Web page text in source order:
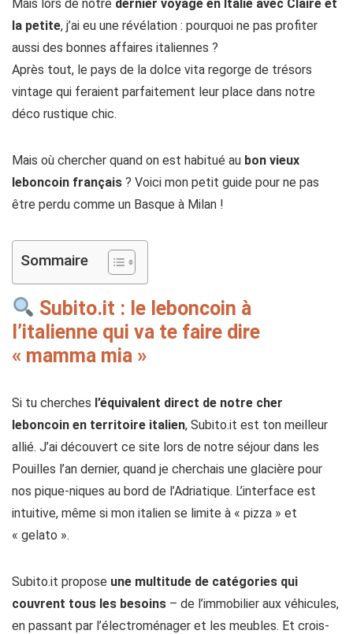
Mais lors de notre dernier voyage en Italie avec Claire et
la petite, j’ai eu une révélation : pourquoi ne pas profiter
aussi des bonnes affaires italiennes ?
Après tout, le pays de la dolce vita regorge de trésors
vintage qui feraient parfaitement leur place dans notre
déco rustique chic.
Mais où chercher quand on est habitué au bon vieux
leboncoin français ? Voici mon petit guide pour ne pas
être perdu comme un Basque à Milan !
Sommaire
Subito.it : le leboncoin à
l’italienne qui va te faire dire
« mamma mia »
Si tu cherches l’équivalent direct de notre cher
leboncoin en territoire italien, Subito.it est ton meilleur
allié. J’ai découvert ce site lors de notre séjour dans les
Pouilles l’an dernier, quand je cherchais une glacière pour
nos pique-niques au bord de l’Adriatique. L’interface est
intuitive, même si mon italien se limite à « pizza » et
« gelato ».
Subito.it propose une multitude de catégories qui
couvrent tous les besoins – de l’immobilier aux véhicules,
en passant par l’électroménager et les meubles. Et crois-